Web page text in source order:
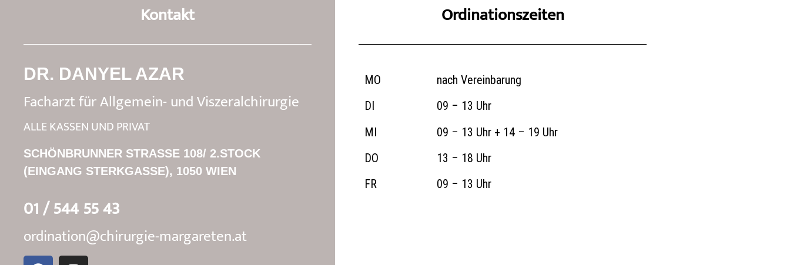
Kontakt
DR. DANYEL AZAR
Facharzt für Allgemein- und Viszeralchirurgie
ALLE KASSEN UND PRIVAT
SCHÖNBRUNNER STRASSE 108/ 2.STOCK
(EINGANG STERKGASSE), 1050 WIEN
01 / 544 55 43
ordination@chirurgie-margareten.at
Ordinationszeiten
MO
DI
MI
DO
FR
nach Vereinbarung
09 – 13 Uhr
09 – 13 Uhr + 14 – 19 Uhr
13 – 18 Uhr
09 – 13 Uhr